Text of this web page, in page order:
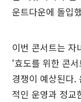
운트다운에 돌입
이번 콘서트는 자
‘효도를 위한 콘
경쟁이 예상된다.
적인 운영과 정교